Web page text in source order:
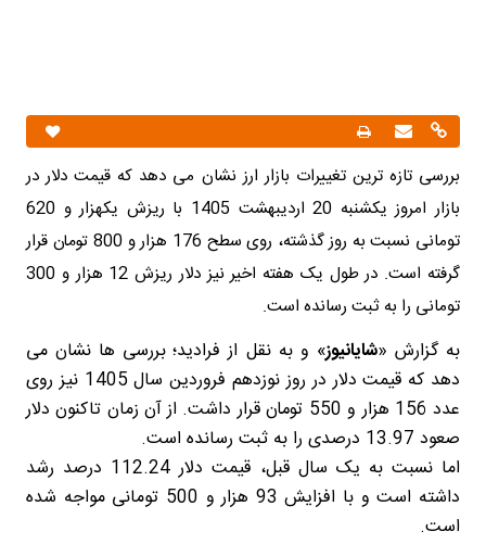
بررسی تازه ترین تغییرات بازار ارز نشان می دهد که قیمت دلار در
بازار امروز یکشنبه 20 اردیبهشت 1405 با ریزش یکهزار و 620
تومانی نسبت به روز گذشته، روی سطح 176 هزار و 800 تومان قرار
گرفته است. در طول یک هفته اخیر نیز دلار ریزش 12 هزار و 300
تومانی را به ثبت رسانده است.
به گزارش «شایانیوز» و به نقل از فرادید؛ بررسی ها نشان می
دهد که قیمت دلار در روز نوزدهم فروردین سال 1405 نیز روی
عدد 156 هزار و 550 تومان قرار داشت. از آن زمان تاکنون دلار
صعود 13.97 درصدی را به ثبت رسانده است.
اما نسبت به یک سال قبل، قیمت دلار 112.24 درصد رشد
داشته است و با افزایش 93 هزار و 500 تومانی مواجه شده
است.